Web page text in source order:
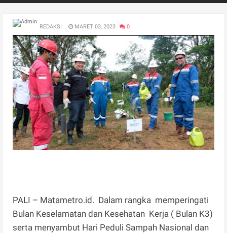
REDAKSI MARET 03, 2023 0
PALI – Matametro.id. Dalam rangka memperingati
Bulan Keselamatan dan Kesehatan Kerja ( Bulan K3)
serta menyambut Hari Peduli Sampah Nasional dan